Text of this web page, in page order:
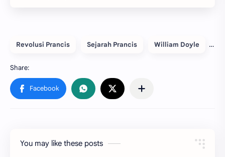
Revolusi Prancis Sejarah Prancis William Doyle
You may like these posts